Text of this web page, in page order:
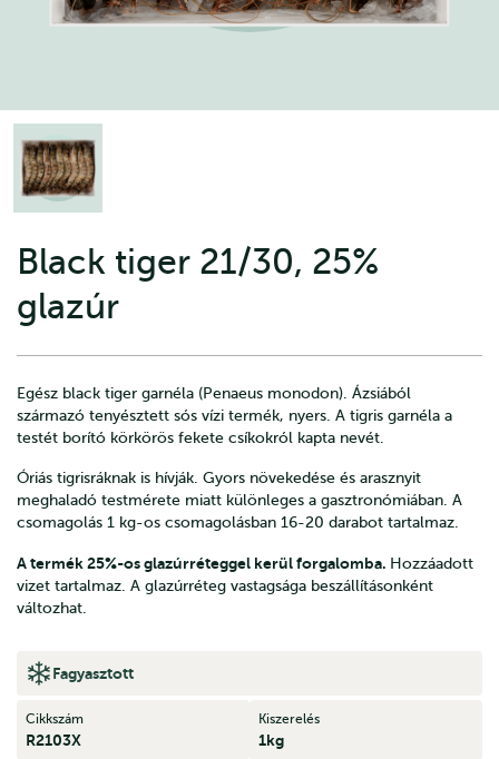
Black tiger 21/30, 25%
glazúr
Egész black tiger garnéla (Penaeus monodon). Ázsiából
származó tenyésztett sós vízi termék, nyers. A tigris garnéla a
testét borító körkörös fekete csíkokról kapta nevét.
Óriás tigrisráknak is hívják. Gyors növekedése és arasznyit
meghaladó testmérete miatt különleges a gasztronómiában. A
csomagolás 1 kg-os csomagolásban 16-20 darabot tartalmaz.
A termék 25%-os glazúrréteggel kerül forgalomba. Hozzáadott
vizet tartalmaz. A glazúrréteg vastagsága beszállításonként
változhat.
Fagyasztott
Cikkszám
R2103X
Kiszerelés
1kg